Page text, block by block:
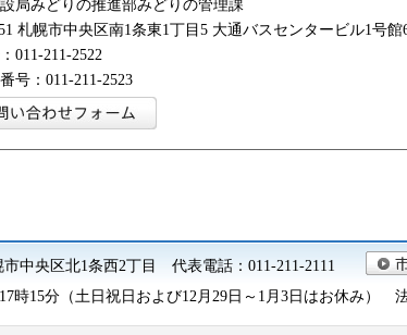
局みどりの推進部みどりの管理課
札幌市中央区南1条東1丁目5 大通バスセンタービル1号館
011-211-2522
号：011-211-2523
市中央区北1条西2丁目 代表電話：011-211-2111
時15分（土日祝日および12月29日～1月3日はお休み）